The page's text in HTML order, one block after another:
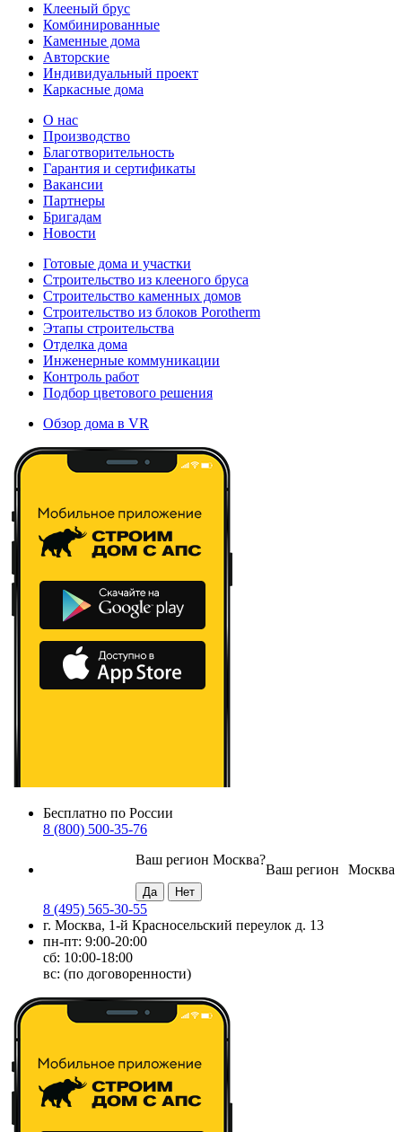
Клееный брус
Комбинированные
Каменные дома
Авторские
Индивидуальный проект
Каркасные дома
О нас
Производство
Благотворительность
Гарантия и сертификаты
Вакансии
Партнеры
Бригадам
Новости
Готовые дома и участки
Строительство из клееного бруса
Строительство каменных домов
Строительство из блоков Porotherm
Этапы строительства
Отделка дома
Инженерные коммуникации
Контроль работ
Подбор цветового решения
Обзор дома в VR
Бесплатно по России
8 (800) 500-35-76
Москва
Ваш регион
Ваш регион Москва?
8 (495) 565-30-55
г. Москва, 1-й Красносельский переулок д. 13
пн-пт: 9:00-20:00
сб: 10:00-18:00
вс: (по договоренности)